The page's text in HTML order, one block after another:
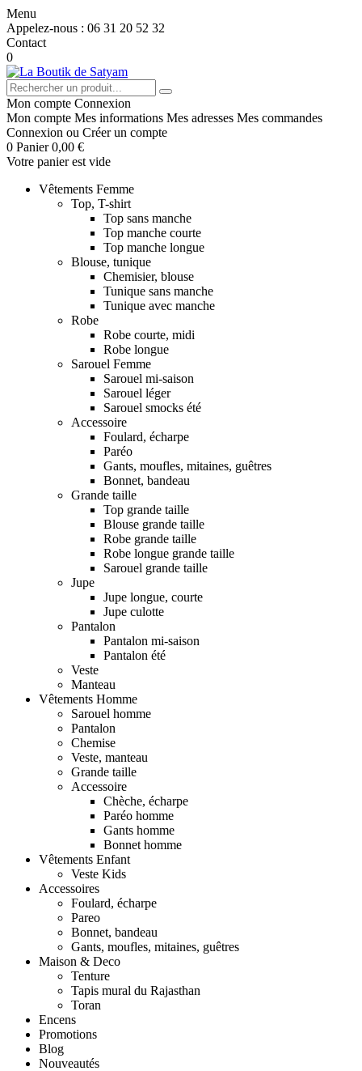
Menu
Appelez-nous : 06 31 20 52 32
Contact
0
Mon compte Connexion
Mon compte Mes informations Mes adresses Mes commandes
Connexion ou Créer un compte
0 Panier 0,00 €
Votre panier est vide
Vêtements Femme
Top, T-shirt
Top sans manche
Top manche courte
Top manche longue
Blouse, tunique
Chemisier, blouse
Tunique sans manche
Tunique avec manche
Robe
Robe courte, midi
Robe longue
Sarouel Femme
Sarouel mi-saison
Sarouel léger
Sarouel smocks été
Accessoire
Foulard, écharpe
Paréo
Gants, moufles, mitaines, guêtres
Bonnet, bandeau
Grande taille
Top grande taille
Blouse grande taille
Robe grande taille
Robe longue grande taille
Sarouel grande taille
Jupe
Jupe longue, courte
Jupe culotte
Pantalon
Pantalon mi-saison
Pantalon été
Veste
Manteau
Vêtements Homme
Sarouel homme
Pantalon
Chemise
Veste, manteau
Grande taille
Accessoire
Chèche, écharpe
Paréo homme
Gants homme
Bonnet homme
Vêtements Enfant
Veste Kids
Accessoires
Foulard, écharpe
Pareo
Bonnet, bandeau
Gants, moufles, mitaines, guêtres
Maison & Deco
Tenture
Tapis mural du Rajasthan
Toran
Encens
Promotions
Blog
Nouveautés